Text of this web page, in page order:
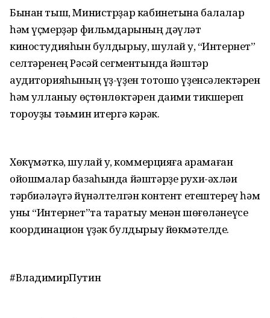
Бынан тыш, Министрҙар кабинетына балалар
һәм үҫмерҙәр фильмдарының дәүләт
киностудияһын булдырыу, шулай уҡ, “Интернет”
селтәренең Рәсәй сегментында йәштәр
аудиторияһының үҙ-үҙен тотошо үҙенсәлектәрен
һәм ҡулланыу өҫтөнлөктәрен даими тикшереп
тороуҙы тәьмин итергә кәрәк.
Хөкүмәткә, шулай уҡ, коммерцияға ҡарамаған
ойошмалар базаһында йәштәрҙе рухи-әхләҡи
тәрбиәләүгә йүнәлтелгән контент етештереү һәм
уны “Интернет”та таратыу менән шөғөләнеүсе
координацион үҙәк булдырыу йөкмәтелде.
#ВладимирПутин